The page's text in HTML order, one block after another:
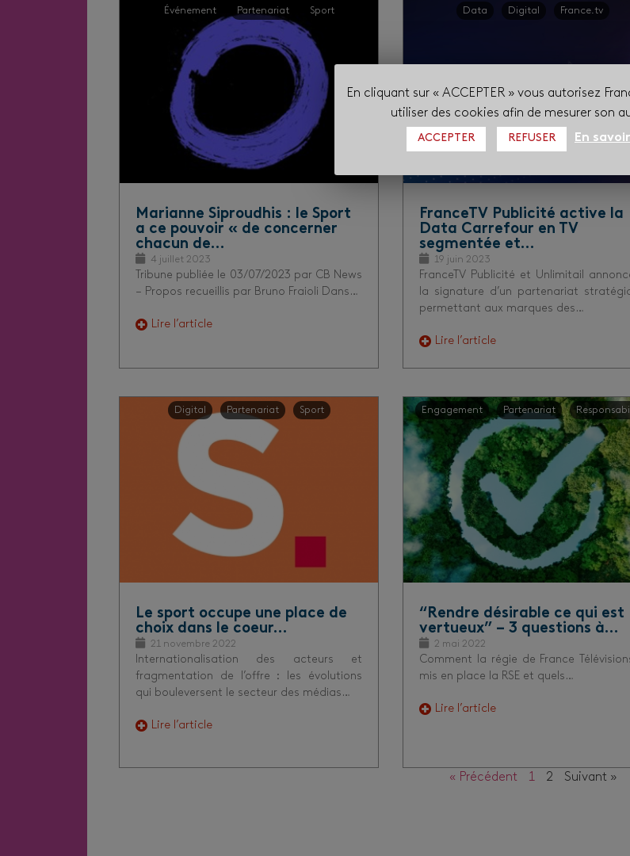
Événement Partenariat Sport
Marianne Siproudhis : le Sport
a ce pouvoir « de concerner
chacun de…
4 juillet 2023
Tribune publiée le 03/07/2023 par CB News
– Propos recueillis par Bruno Fraioli Dans…
Lire l’article
Data Digital France.tv
FranceTV Publicité active la
Data Carrefour en TV
segmentée et…
19 juin 2023
FranceTV Publicité et Unlimitail
la signature d’un partenariat
permettant aux marques des…
Lire l’article
Digital Partenariat Sport
Le sport occupe une place de
choix dans le coeur…
21 novembre 2022
Internationalisation des acteurs et
fragmentation de l’offre : les évolutions
qui bouleversent le secteur des médias…
Lire l’article
Engagement Partenariat
“Rendre désirable ce qui est
vertueux” – 3 questions à…
2 mai 2022
Comment la régie de France
mis en place la RSE et quels…
Lire l’article
« Précédent 1 2 Suivant »
En cliquant sur « ACCEPTER » vous autorisez
utiliser des cookies afin de mesurer son
ACCEPTER REFUSER En